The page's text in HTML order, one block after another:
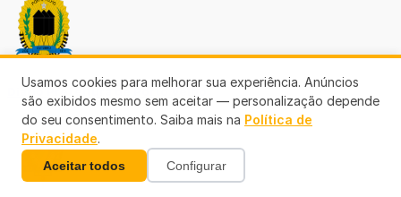
Diário Prefeitura de Porto Velho
Usamos cookies para melhorar sua experiência. Anúncios
são exibidos mesmo sem aceitar — personalização depende
do seu consentimento. Saiba mais na Política de
Privacidade.
Aceitar todos Configurar